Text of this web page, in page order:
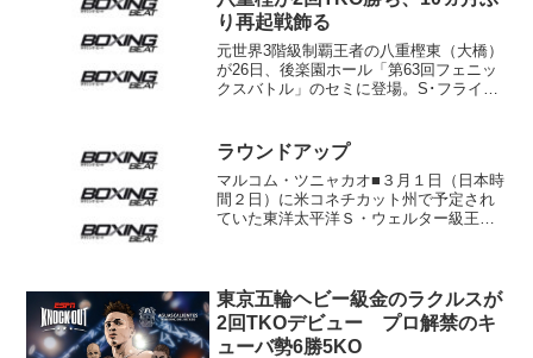
り再起戦飾る
元世界3階級制覇王者の八重樫東（大橋）
が26日、後楽園ホール「第63回フェニッ
クスバトル」のセミに登場。S･フライ級
秒TKO勝ちした。 八重樫は昨年5月、
ミラン...
ラウンドアップ
マルコム・ツニャカオ■３月１日（日本時
間２日）に米コネチカット州で予定され
ていた東洋太平洋Ｓ・ウェルター級王者
慎介（帝拳）に挑むマ...
東京五輪ヘビー級金のラクルスが
2回TKOデビュー プロ解禁のキ
ューバ勢6勝5KO